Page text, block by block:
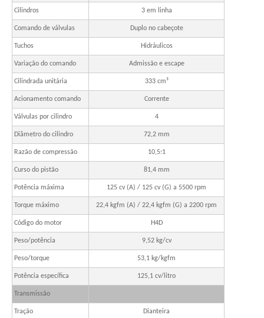
Cilindros 3 em linha
Comando de válvulas Duplo no cabeçote
Tuchos Hidráulicos
Variação do comando Admissão e escape
Cilindrada unitária 333 cm³
Acionamento comando Corrente
Válvulas por cilindro 4
Diâmetro do cilindro 72,2 mm
Razão de compressão 10,5:1
Curso do pistão 81,4 mm
Potência máxima 125 cv (A) / 125 cv (G) a 5500 rpm
Torque máximo 22,4 kgfm (A) / 22,4 kgfm (G) a 2200 rpm
Código do motor H4D
Peso/potência 9,52 kg/cv
Peso/torque 53,1 kg/kgfm
Potência específica 125,1 cv/litro
Transmissão
Tração Dianteira